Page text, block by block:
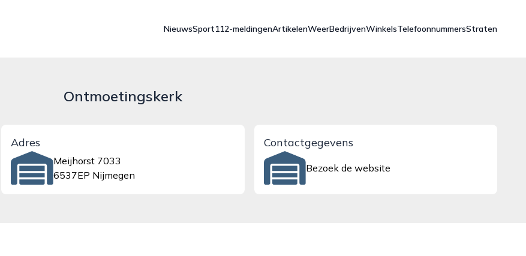
NieuwsSport112-meldingenArtikelenWeerBedrijvenWinkelsTelefoonnummersStraten
Ontmoetingskerk
Adres
Meijhorst 7033
6537EP Nijmegen
Contactgegevens
Bezoek de website